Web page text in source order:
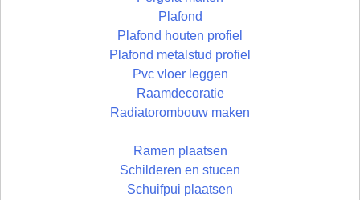
Plafond
Plafond houten profiel
Plafond metalstud profiel
Pvc vloer leggen
Raamdecoratie
Radiatorombouw maken
Ramen plaatsen
Schilderen en stucen
Schuifpui plaatsen